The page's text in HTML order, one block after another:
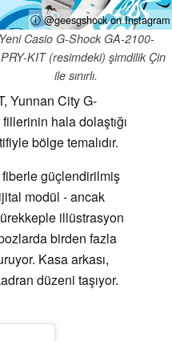
ⓘ @geesgshock on Instagram
Yeni Casio G-Shock GA-2100-
KIT (resimdeki) şimdilik Çin
ile sınırlı.
Yunnan City G-
hala dolaştığı
bölge temalıdır.
güçlendirilmiş
modül - ancak
illüstrasyon
birden fazla
Kasa arkası,
düzeni taşıyor.